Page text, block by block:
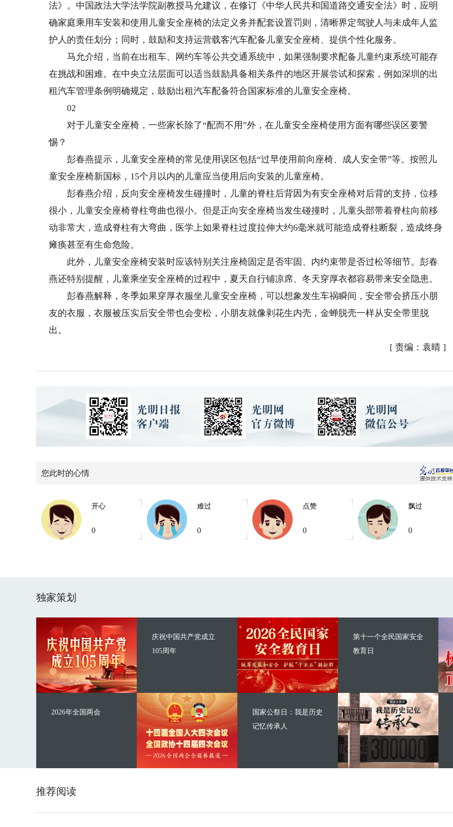
法》。中国政法大学法学院副教授马允建议，在修订《中华人民共和国道路交通安全法》时，应明
确家庭乘用车安装和使用儿童安全座椅的法定义务并配套设置罚则，清晰界定驾驶人与未成年人监
护人的责任划分；同时，鼓励和支持运营载客汽车配备儿童安全座椅、提供个性化服务。
马允介绍，当前在出租车、网约车等公共交通系统中，如果强制要求配备儿童约束系统可能存
在挑战和困难。在中央立法层面可以适当鼓励具备相关条件的地区开展尝试和探索，例如深圳的出
租汽车管理条例明确规定，鼓励出租汽车配备符合国家标准的儿童安全座椅。
02
对于儿童安全座椅，一些家长除了“配而不用”外，在儿童安全座椅使用方面有哪些误区要警
惕？
彭春燕提示，儿童安全座椅的常见使用误区包括“过早使用前向座椅、成人安全带”等。按照儿
童安全座椅新国标，15个月以内的儿童应当使用后向安装的儿童座椅。
彭春燕介绍，反向安全座椅发生碰撞时，儿童的脊柱后背因为有安全座椅对后背的支持，位移
很小，儿童安全座椅脊柱弯曲也很小。但是正向安全座椅当发生碰撞时，儿童头部带着脊柱向前移
动非常大，造成脊柱有大弯曲，医学上如果脊柱过度拉伸大约6毫米就可能造成脊柱断裂，造成终身
瘫痪甚至有生命危险。
此外，儿童安全座椅安装时应该特别关注座椅固定是否牢固、内约束带是否过松等细节。彭春
燕还特别提醒，儿童乘坐安全座椅的过程中，夏天自行铺凉席、冬天穿厚衣都容易带来安全隐患。
彭春燕解释，冬季如果穿厚衣服坐儿童安全座椅，可以想象发生车祸瞬间，安全带会挤压小朋
友的衣服，衣服被压实后安全带也会变松，小朋友就像剥花生内壳，金蝉脱壳一样从安全带里脱
出。
[ 责编：袁晴 ]
您此时的心情
开心
0
难过
0
点赞
0
飘过
0
独家策划
庆祝中国共产党成立
105周年
2026年全国两会
第十一个全民国家安全
教育日
国家公祭日：我是历史
记忆传承人
推荐阅读